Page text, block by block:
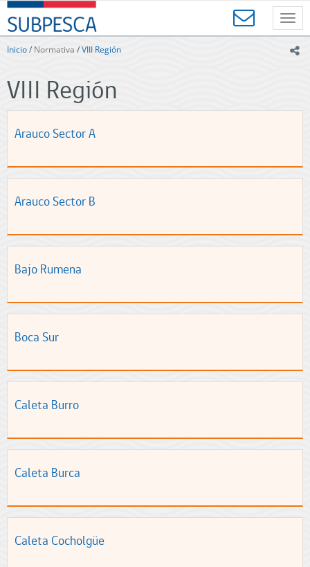
Contenido
principal
SUBPESCA
-
Subsecretaría
y
Acuicultura
-
Gobierno
de
Inicio/ Normativa /VIII Región
VIII Región
Arauco Sector A
Arauco Sector B
Bajo Rumena
Boca Sur
Caleta Burro
Caleta Burca
Caleta Cocholgüe